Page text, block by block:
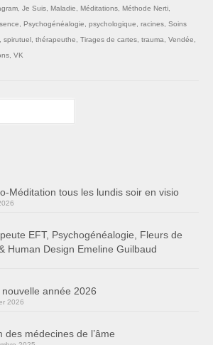
Je Suis Maladie Méditations Méthode Nerti
Psychogénéalogie psychologique racines Soins
spirutuel thérapeuthe Tirages de cartes trauma Vendée
VK
Méditation tous les lundis soir en visio
EFT, Psychogénéalogie, Fleurs de
Human Design Emeline Guilbaud
année 2026
2026
des médecines de l’âme